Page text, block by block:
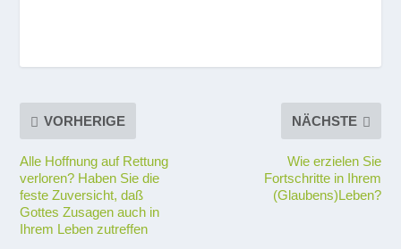
VORHERIGE
Alle Hoffnung auf Rettung
verloren? Haben Sie die
feste Zuversicht, daß
Gottes Zusagen auch in
Ihrem Leben zutreffen
NÄCHSTE
Wie erzielen Sie
Fortschritte in Ihrem
(Glaubens)Leben?